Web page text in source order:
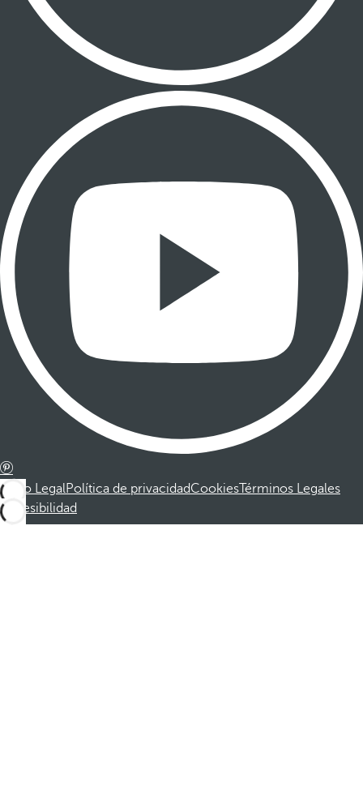
Aviso LegalPolítica de privacidadCookiesTérminos Legales
Accesibilidad